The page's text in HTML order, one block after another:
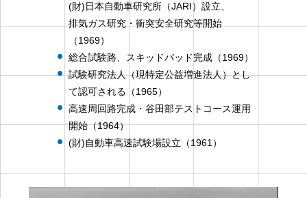
(財)日本自動車研究所（JARI）設立、
排気ガス研究・衝突安全研究等開始
（1969）
総合試験路、スキッドパッド完成（1969）
試験研究法人（現特定公益増進法人）とし
て認可される（1965）
高速周回路完成・谷田部テストコース運用
開始（1964）
(財)自動車高速試験場設立（1961）